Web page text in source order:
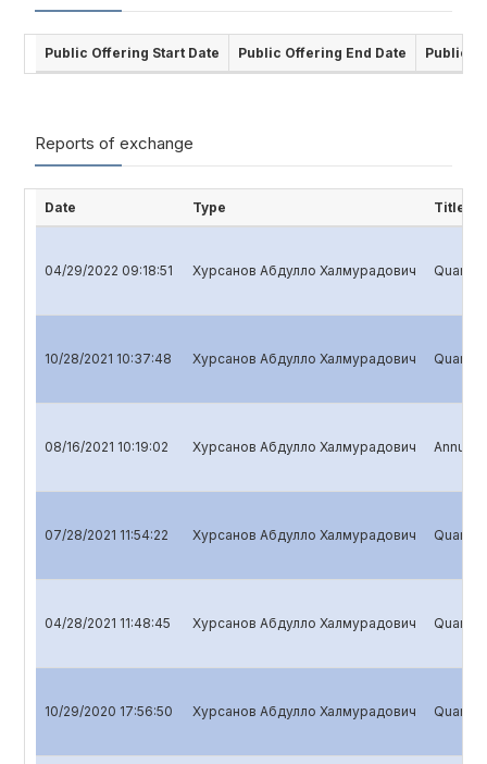
Public Offering Start Date Public Offering End Date Public
Reports of exchange
Date Type Title
04/29/2022 09:18:51 Хурсанов Абдулло Халмурадович
10/28/2021 10:37:48 Хурсанов Абдулло Халмурадович
08/16/2021 10:19:02 Хурсанов Абдулло Халмурадович Annual
07/28/2021 11:54:22 Хурсанов Абдулло Халмурадович
04/28/2021 11:48:45 Хурсанов Абдулло Халмурадович
10/29/2020 17:56:50 Хурсанов Абдулло Халмурадович